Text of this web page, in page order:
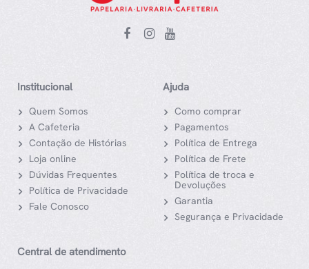
Institucional
Quem Somos
A Cafeteria
Contação de Histórias
Loja online
Dúvidas Frequentes
Política de Privacidade
Fale Conosco
Ajuda
Como comprar
Pagamentos
Política de Entrega
Política de Frete
Política de troca e
Devoluções
Garantia
Segurança e Privacidade
Central de atendimento